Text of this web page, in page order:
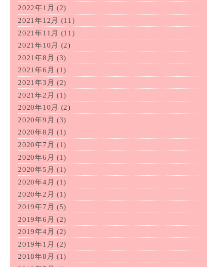
2022年1月 (2)
2021年12月
(11)
2021年11月 (11)
2021年10月
(2)
2021年8月 (3)
2021年6月 (1)
2021年3月 (2)
2021年2月 (1)
2020年10月
(2)
2020年9月 (3)
2020年8月 (1)
2020年7月 (1)
2020年6月 (1)
2020年5月 (1)
2020年4月 (1)
2020年2月 (1)
2019年7月 (5)
2019年6月 (2)
2019年4月 (2)
2019年1月 (2)
2018年8月 (1)